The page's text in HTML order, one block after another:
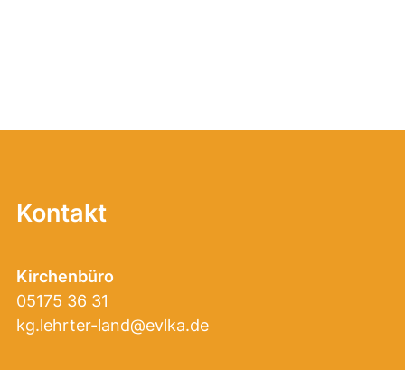
Kontakt
Kirchenbüro
05175 36 31
kg.lehrter-land@evlka.de